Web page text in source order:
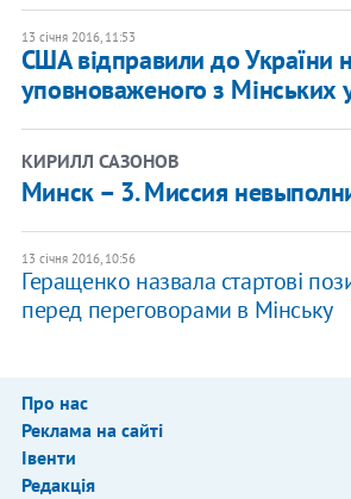
13 січня 2016, 11:53
США відправили до України
уповноваженого з Мінських
КИРИЛЛ САЗОНОВ
Минск – 3. Миссия
13 січня 2016, 10:56
Геращенко назвала стартові
перед переговорами в Мінську
Про нас
Реклама на сайті
Івенти
Редакція